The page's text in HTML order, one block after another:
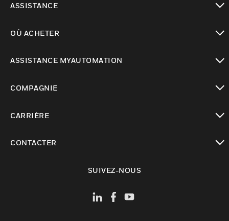
ASSISTANCE
OÙ ACHETER
ASSISTANCE MYAUTOMATION
COMPAGNIE
CARRIÈRE
CONTACTER
SUIVEZ-NOUS